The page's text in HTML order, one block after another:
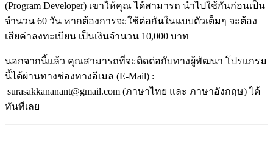
(Program Developer) เขาให้คุณ ได้สามารถ นำไปใช้กันก่อนเป็น
จำนวน 60 วัน หากต้องการจะใช้ต่อกันในแบบตัวเต็มๆ จะต้อง
เสียค่าลงทะเบียน เป็นเงินจำนวน 10,000 บาท
นอกจากนี้แล้ว คุณสามารถที่จะติดต่อกับทางผู้พัฒนา โปรแกรม
นี้ได้ผ่านทางช่องทางอีเมล (E-Mail) :
surasakkananant@gmail.com (ภาษาไทย และ ภาษาอังกฤษ) ได้
ทันทีเลย